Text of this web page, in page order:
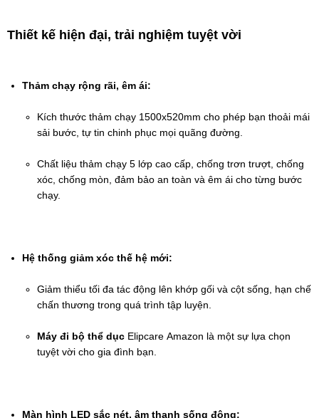
Thiết kế hiện đại, trải nghiệm tuyệt vời
Thảm chạy rộng rãi, êm ái:
Kích thước thảm chạy 1500x520mm cho phép bạn thoải mái
sải bước, tự tin chinh phục mọi quãng đường.
Chất liệu thảm chạy 5 lớp cao cấp, chống trơn trượt, chống
xóc, chống mòn, đảm bảo an toàn và êm ái cho từng bước
chạy.
Hệ thống giảm xóc thế hệ mới:
Giảm thiểu tối đa tác động lên khớp gối và cột sống, hạn chế
chấn thương trong quá trình tập luyện.
Máy đi bộ thể dục Elipcare Amazon là một sự lựa chọn
tuyệt vời cho gia đình bạn.
Màn hình LED sắc nét, âm thanh sống động: